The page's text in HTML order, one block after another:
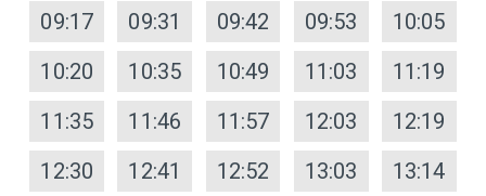
09:17 09:31 09:42 09:53
10:05
10:20
10:35 10:49 11:03
11:19
11:35
11:46 11:57 12:03
12:19
12:30
12:41 12:52 13:03
13:14